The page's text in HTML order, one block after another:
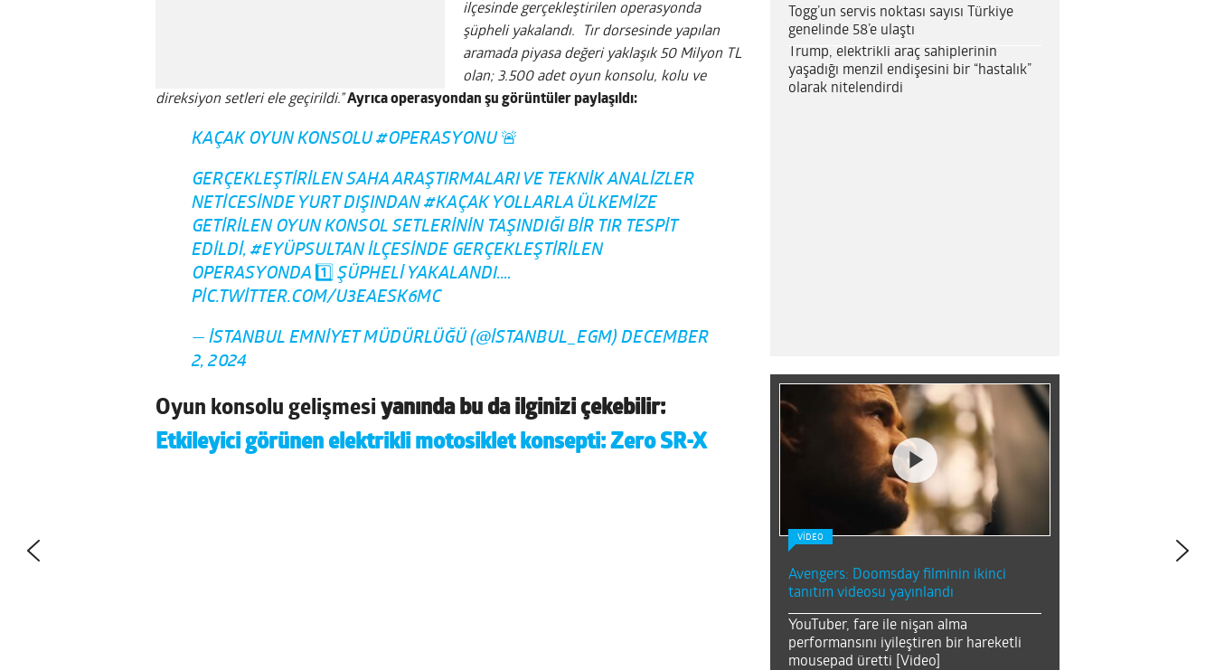
ilçesinde gerçekleştirilen operasyonda
şüpheli yakalandı. Tır dorsesinde yapılan
aramada piyasa değeri yaklaşık 50 Milyon TL
olan; 3.500 adet oyun konsolu, kolu ve
direksiyon setleri ele geçirildi.”Ayrıca operasyondan şu görüntüler paylaşıldı:
KAÇAK OYUN KONSOLU #OPERASYONU 🚨
GERÇEKLEŞTIRILEN SAHA ARAŞTIRMALARI VE TEKNIK ANALIZLER
NETICESINDE YURT DIŞINDAN #KAÇAK YOLLARLA ÜLKEMIZE
GETIRILEN OYUN KONSOL SETLERININ TAŞINDIĞI BIR TIR TESPIT
EDILDI, #EYÜPSULTAN ILÇESINDE GERÇEKLEŞTIRILEN
OPERASYONDA 1️⃣ ŞÜPHELI YAKALANDI.…
PIC.TWITTER.COM/U3EAESK6MC
— İSTANBUL EMNIYET MÜDÜRLÜĞÜ (@ISTANBUL_EGM) DECEMBER
2, 2024
Oyun konsolu gelişmesi yanında bu da ilginizi çekebilir:
Etkileyici görünen elektrikli motosiklet konsepti: Zero SR-X
Togg’un servis noktası sayısı Türkiye
genelinde 58’e ulaştı
Trump, elektrikli araç sahiplerinin
yaşadığı menzil endişesini bir “hastalık”
olarak nitelendirdi
VİDEO
Avengers: Doomsday filminin ikinci
tanıtım videosu yayınlandı
YouTuber, fare ile nişan alma
performansını iyileştiren bir hareketli
mousepad üretti [Video]